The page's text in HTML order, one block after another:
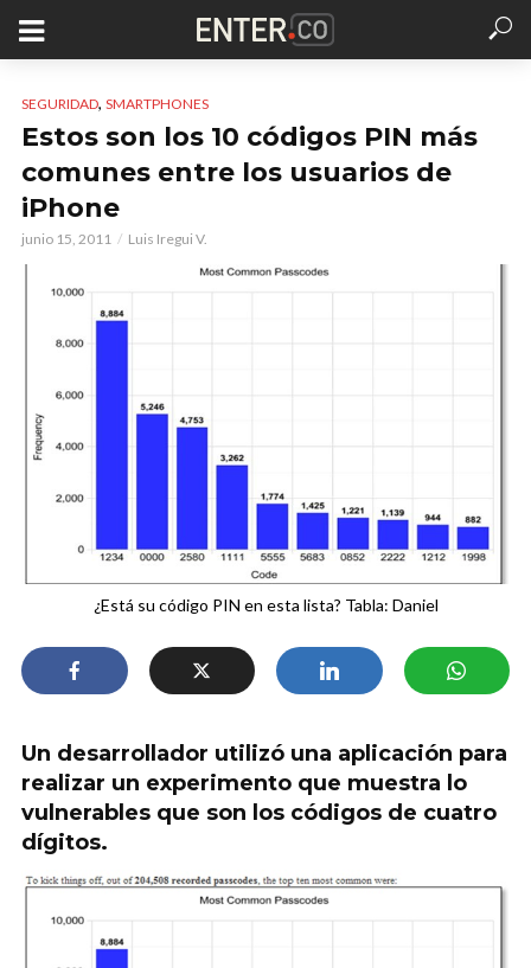
SEGURIDAD, SMARTPHONES
Estos son los 10 códigos PIN más
comunes entre los usuarios de
iPhone
junio 15, 2011 Luis Iregui V.
¿Está su código PIN en esta lista? Tabla: Daniel
Un desarrollador utilizó una aplicación para
realizar un experimento que muestra lo
vulnerables que son los códigos de cuatro
dígitos.